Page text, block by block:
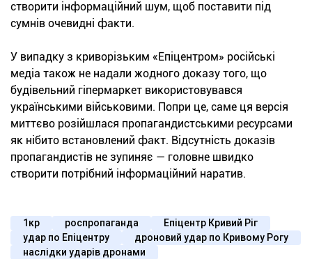
створити інформаційний шум, щоб поставити під
сумнів очевидні факти.
У випадку з криворізьким «Епіцентром» російські
медіа також не надали жодного доказу того, що
будівельний гіпермаркет використовувався
українськими військовими. Попри це, саме ця версія
миттєво розійшлася пропагандистськими ресурсами
як нібито встановлений факт. Відсутність доказів
пропагандистів не зупиняє — головне швидко
створити потрібний інформаційний наратив.
1кр роспропаганда
Епіцентр Кривий Ріг
удар по Епіцентру
дроновий удар по Кривому Рогу
наслідки ударів дронами